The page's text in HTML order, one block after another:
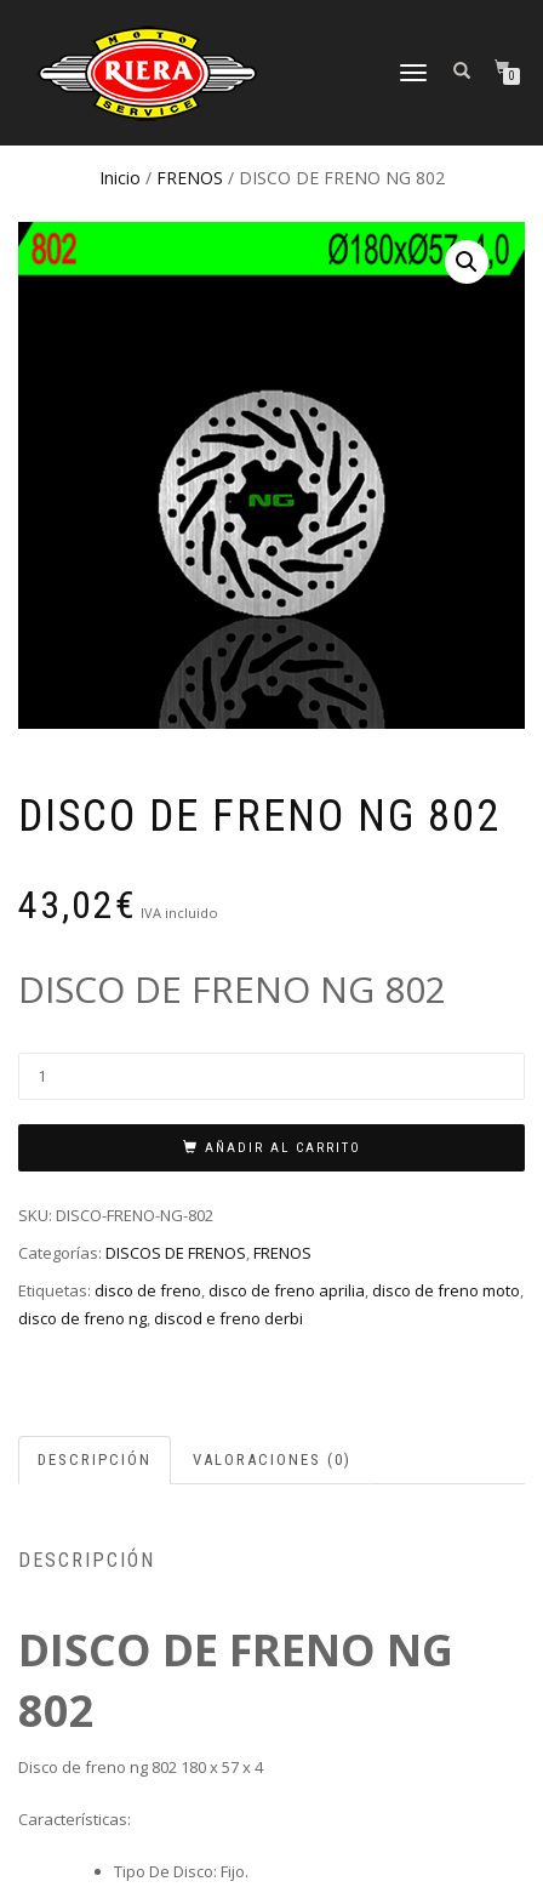
CAMBIAR
0
Inicio / FRENOS / DISCO DE FRENO NG 802
DISCO DE FRENO NG 802
43,02€ IVA incluido
DISCO DE FRENO NG 802
AÑADIR AL CARRITO
SKU: DISCO-FRENO-NG-802
Categorías: DISCOS DE FRENOS,FRENOS
Etiquetas: disco de freno,disco de freno aprilia,disco de freno moto,
disco de freno ng,discod e freno derbi
DESCRIPCIÓN VALORACIONES (0)
DESCRIPCIÓN
DISCO DE FRENO NG
802
Disco de freno ng 802 180 x 57 x 4
Características:
Tipo De Disco: Fijo.